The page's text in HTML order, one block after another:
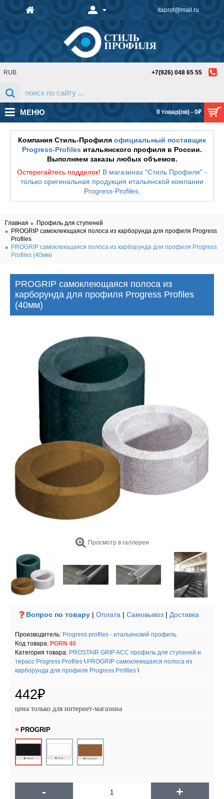
itaprof@mail.ru
0 товар(ов) - 0₽
RUB +7(926) 048 65 55
МЕНЮ
Компания Стиль-Профиля официальный поставщик
Progress-Profiles итальянского профиля в России.
Выполняем заказы любых объемов.
Остерегайтесь подделок! В магазинах "Стиль Профиля" -
только оригинальная продукция итальянской компании
Progress-Profiles.
Главная
Профиль для ступеней
PROGRIP самоклеющаяся полоса из карборунда для профиля Progress
Profiles
PROGRIP самоклеющаяся полоса из карборунда для профиля Progress
Profiles (40мм)
PROGRIP самоклеющаяся полоса из
карборунда для профиля Progress Profiles
(40мм)
Просмотр в галлереи
Вопрос по товару | Оплата | Самовывоз | Доставка
Производитель: Progress profiles - итальянский профиль
Код товара: PGRN 40
Категория товара: PROSTAIR GRIP ACC профиль для ступеней и
терасс Progress Profiles \ PROGRIP самоклеющаяся полоса из
карборунда для профиля Progress Profiles \
442₽
цена только для интернет-магазина
PROGRIP
- +